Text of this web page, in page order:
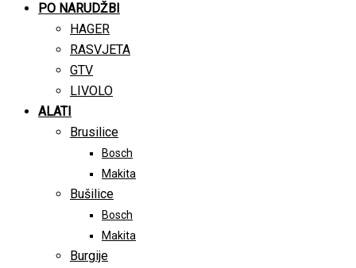
PO NARUDŽBI
HAGER
RASVJETA
GTV
LIVOLO
ALATI
Brusilice
Bosch
Makita
Bušilice
Bosch
Makita
Burgije